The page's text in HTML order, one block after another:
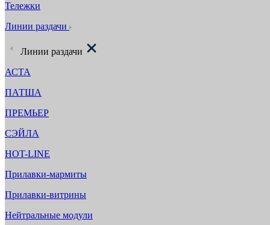
Тележки
Линии раздачи
Линии раздачи
АСТА
ПАТША
ПРЕМЬЕР
СЭЙЛА
HOT-LINE
Прилавки-мармиты
Прилавки-витрины
Нейтральные модули